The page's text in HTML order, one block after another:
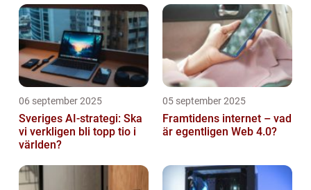
06 september 2025
Sveriges AI-strategi: Ska
vi verkligen bli topp tio i
världen?
05 september 2025
Framtidens internet – vad
är egentligen Web 4.0?